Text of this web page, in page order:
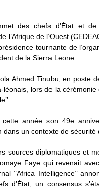
des chefs d’État et
l’Afrique de l’Ouest
tournante de
de la Sierra Leone.
Ahmed Tinubu, en poste
lors de la cérémonie
année son 49e
dans un contexte de
sources diplomatiques et
Faye qui revenait
‘’Africa Intelligence’’
d’État, un consensus